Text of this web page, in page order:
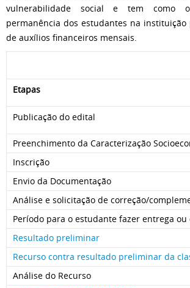
vulnerabilidade social e tem como
permanência dos estudantes na
de auxílios financeiros mensais.
Etapas
Publicação do edital
Preenchimento da Caracterização
Inscrição
Envio da Documentação
Análise e solicitação de correção/
Período para o estudante fazer entrega
Resultado preliminar
Recurso contra resultado preliminar da
Análise do Recurso